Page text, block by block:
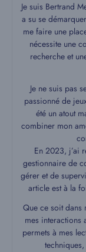
Je suis Bertrand
a su se
me faire une
nécessite une
recherche et
Je ne suis pas
passionné de
été un atout
combiner mon
En 2023, j’ai
gestionnaire de
gérer et de
article est à la
Que ce soit dans
mes interactions
permets à mes